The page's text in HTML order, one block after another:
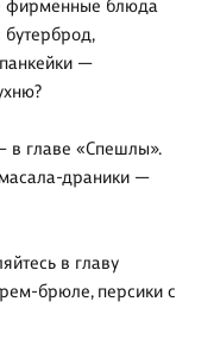
фирменные блюда
—
в главе «Спешлы».
драники —
в главу
брюле, персики с